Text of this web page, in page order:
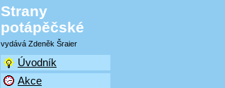
Strany
potápěčské
vydává Zdeněk Šraier
Úvodník
Akce